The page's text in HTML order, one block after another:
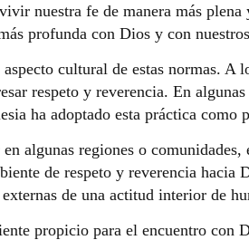
nuestra fe de manera más
profunda con Dios y con
cultural de estas normas.
respeto y reverencia. En
ha adoptado esta práctica como
algunas regiones o
de respeto y reverencia hacia
de una actitud interior de
propicio para el encuentro con